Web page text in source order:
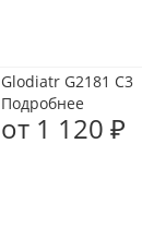
Glodiatr G2181 C3
Подробнее
от 1 120 ₽